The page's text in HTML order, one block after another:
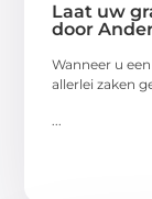
Laat uw
door
Wanneer u
allerlei zaken